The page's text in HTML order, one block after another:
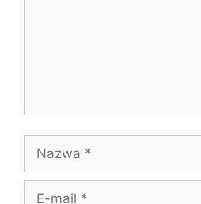
Nazwa